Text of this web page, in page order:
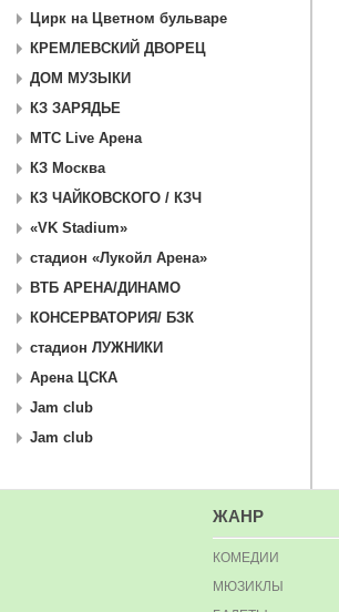
Цирк на Цветном бульваре
КРЕМЛЕВСКИЙ ДВОРЕЦ
ДОМ МУЗЫКИ
КЗ ЗАРЯДЬЕ
МТС Live Арена
КЗ Москва
КЗ ЧАЙКОВСКОГО / КЗЧ
«VK Stadium»
стадион «Лукойл Арена»
ВТБ АРЕНА/ДИНАМО
КОНСЕРВАТОРИЯ/ БЗК
стадион ЛУЖНИКИ
Арена ЦСКА
Jam club
Jam club
ЖАНР
КОМЕДИИ
МЮЗИКЛЫ